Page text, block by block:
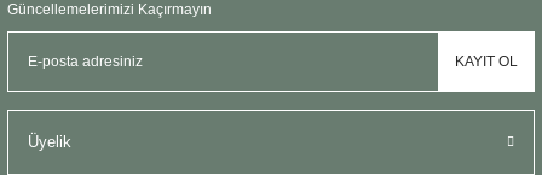
Güncellemelerimizi Kaçırmayın
KAYIT OL
Üyelik